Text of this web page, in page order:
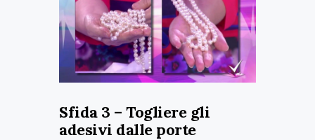
Sfida 3 – Togliere gli
adesivi dalle porte